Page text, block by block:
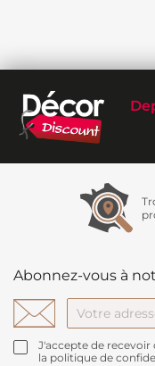
Abonnez-vous à
J'accepte de
la politique de